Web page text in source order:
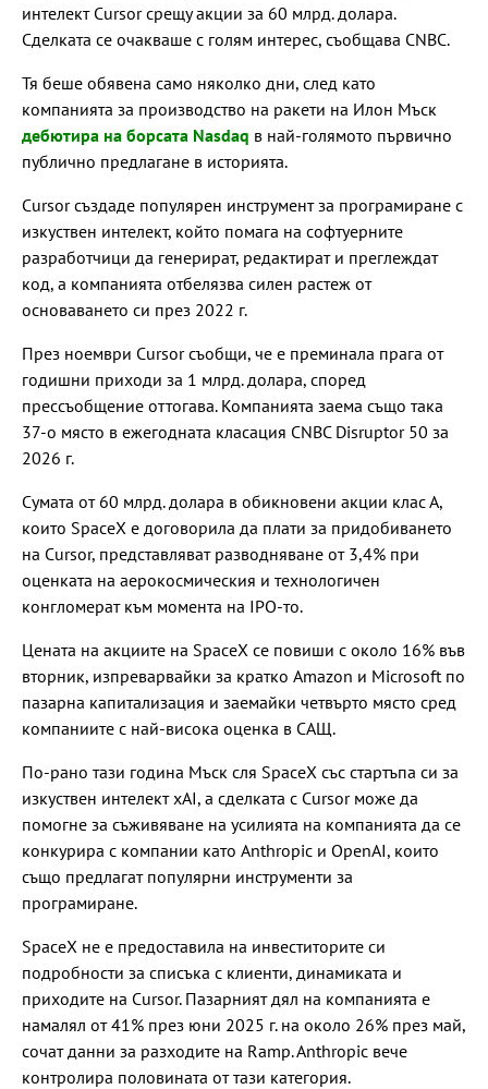
интелект Cursor срещу акции за 60 млрд. долара.
Сделката се очакваше с голям интерес, съобщава CNBC.
Тя беше обявена само няколко дни, след като
компанията за производство на ракети на Илон Мъск
дебютира на борсата Nasdaq в най-голямото първично
публично предлагане в историята.
Cursor създаде популярен инструмент за програмиране с
изкуствен интелект, който помага на софтуерните
разработчици да генерират, редактират и преглеждат
код, а компанията отбелязва силен растеж от
основаването си през 2022 г.
През ноември Cursor съобщи, че е преминала прага от
годишни приходи за 1 млрд. долара, според
прессъобщение оттогава. Компанията заема също така
37-о място в ежегодната класация CNBC Disruptor 50 за
2026 г.
Сумата от 60 млрд. долара в обикновени акции клас А,
които SpaceX е договорила да плати за придобиването
на Cursor, представляват разводняване от 3,4% при
оценката на аерокосмическия и технологичен
конгломерат към момента на IPO-то.
Цената на акциите на SpaceX се повиши с около 16% във
вторник, изпреварвайки за кратко Amazon и Microsoft по
пазарна капитализация и заемайки четвърто място сред
компаниите с най-висока оценка в САЩ.
По-рано тази година Мъск сля SpaceX със стартъпа си за
изкуствен интелект xAI, а сделката с Cursor може да
помогне за съживяване на усилията на компанията да се
конкурира с компании като Anthropic и OpenAI, които
също предлагат популярни инструменти за
програмиране.
SpaceX не е предоставила на инвеститорите си
подробности за списъка с клиенти, динамиката и
приходите на Cursor. Пазарният дял на компанията е
намалял от 41% през юни 2025 г. на около 26% през май,
сочат данни за разходите на Ramp. Anthropic вече
контролира половината от тази категория.